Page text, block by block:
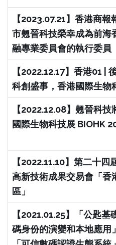
【2023.07.21】香港商報
市翹晉科技榮幸成為前海
融專業委員會的執行委員
【2022.12.17】香港01 |
科創盛事，香港國際生物
【2022.12.08】翹晉科技
國際生物科技展 BIOHK
【2022.11.10】第二十四
高新技術成果交易會「香
區」
【2021.01.25】「公匙基
碼身份的演變和本地應用